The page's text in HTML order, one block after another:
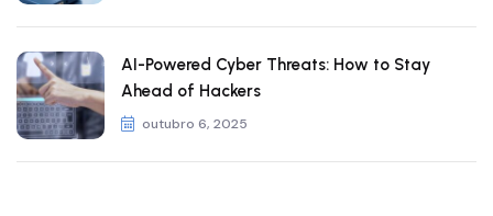
AI-Powered Cyber Threats: How to Stay
Ahead of Hackers
outubro 6, 2025